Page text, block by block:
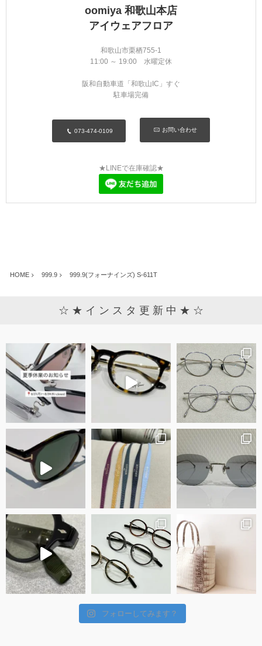
oomiya 和歌山本店
アイウェアフロア
和歌山市栗栖755-1
11:00 ～ 19:00 水曜定休
阪和自動車道「和歌山IC」すぐ
駐車場完備
073-474-0109 お問い合わせ
★LINEで在庫確認★
HOME 999.9 999.9(フォーナインズ) S-611T
☆ ★ イ ン ス タ 更 新 中 ★ ☆
フォローしてみます？